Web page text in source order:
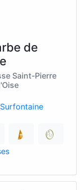
de
Saint-Pierre